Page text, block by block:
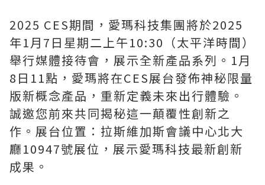
2025 CES期間，愛瑪科技集團將於2025
年1月7日星期二上午10:30（太平洋時間）
舉行媒體接待會，展示全新產品系列。1月
8日11點，愛瑪將在CES展台發佈神秘限量
版新概念產品，重新定義未來出行體驗。
誠邀您前來共同揭秘這一顛覆性創新之
作。展台位置：拉斯維加斯會議中心北大
廳10947號展位，展示愛瑪科技最新創新
成果。